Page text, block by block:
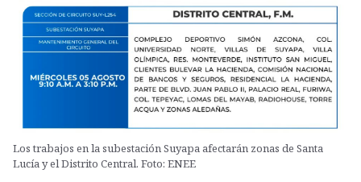
Los trabajos en la subestación Suyapa afectarán zonas de Santa
Lucía y el Distrito Central. Foto: ENEE